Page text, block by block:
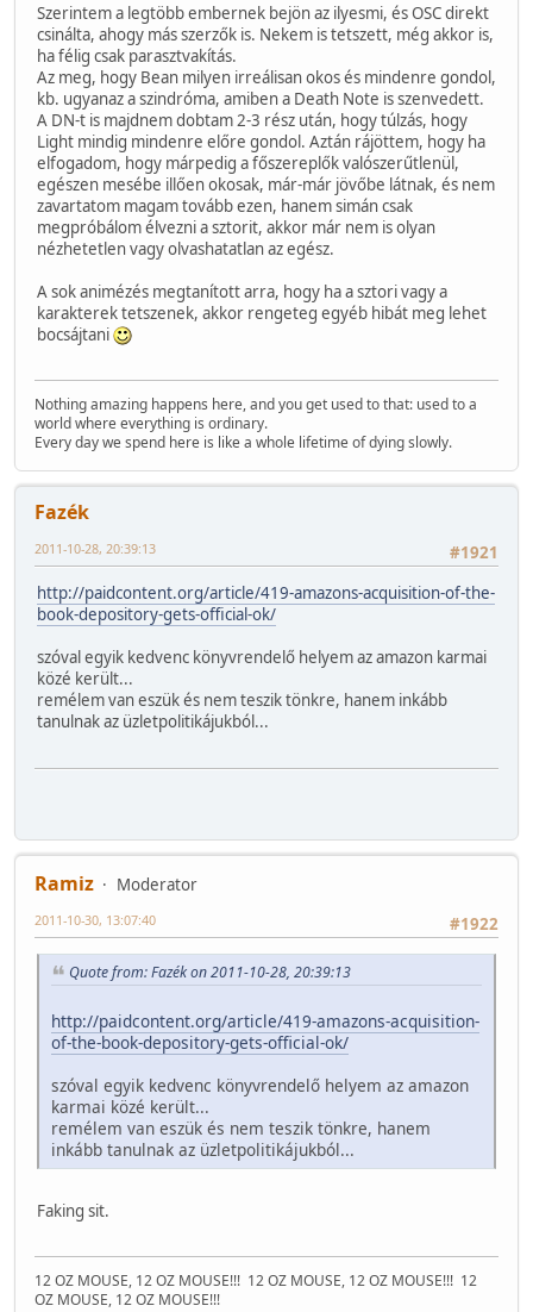
Szerintem a legtöbb embernek bejön az ilyesmi, és OSC direkt
csinálta, ahogy más szerzők is. Nekem is tetszett, még akkor is,
ha félig csak parasztvakítás.
Az meg, hogy Bean milyen irreálisan okos és mindenre gondol,
kb. ugyanaz a szindróma, amiben a Death Note is szenvedett.
A DN-t is majdnem dobtam 2-3 rész után, hogy túlzás, hogy
Light mindig mindenre előre gondol. Aztán rájöttem, hogy ha
elfogadom, hogy márpedig a főszereplők valószerűtlenül,
egészen mesébe illően okosak, már-már jövőbe látnak, és nem
zavartatom magam tovább ezen, hanem simán csak
megpróbálom élvezni a sztorit, akkor már nem is olyan
nézhetetlen vagy olvashatatlan az egész.
A sok animézés megtanított arra, hogy ha a sztori vagy a
karakterek tetszenek, akkor rengeteg egyéb hibát meg lehet
bocsájtani
Nothing amazing happens here, and you get used to that: used to a
world where everything is ordinary.
Every day we spend here is like a whole lifetime of dying slowly.
Fazék
#1921
2011-10-28, 20:39:13
http://paidcontent.org/article/419-amazons-acquisition-of-the-
book-depository-gets-official-ok/
szóval egyik kedvenc könyvrendelő helyem az amazon karmai
közé került...
remélem van eszük és nem teszik tönkre, hanem inkább
tanulnak az üzletpolitikájukból...
Ramiz
Moderator
#1922
2011-10-30, 13:07:40
Quote from: Fazék on 2011-10-28, 20:39:13
http://paidcontent.org/article/419-amazons-acquisition-
of-the-book-depository-gets-official-ok/
szóval egyik kedvenc könyvrendelő helyem az amazon
karmai közé került...
remélem van eszük és nem teszik tönkre, hanem
inkább tanulnak az üzletpolitikájukból...
Faking sit.
12 OZ MOUSE, 12 OZ MOUSE!!! 12 OZ MOUSE, 12 OZ MOUSE!!! 12
OZ MOUSE, 12 OZ MOUSE!!!